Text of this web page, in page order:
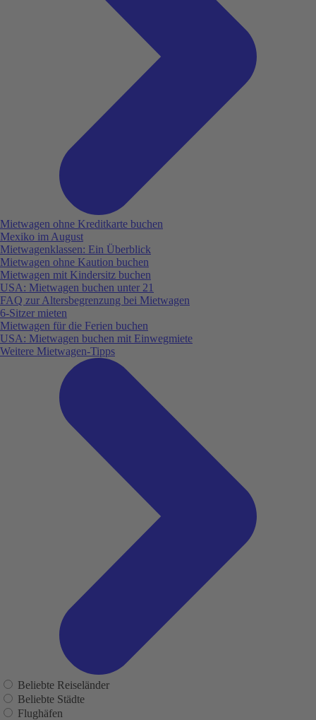
Mietwagen ohne Kreditkarte buchen
Mexiko im August
Mietwagenklassen: Ein Überblick
Mietwagen ohne Kaution buchen
Mietwagen mit Kindersitz buchen
USA: Mietwagen buchen unter 21
FAQ zur Altersbegrenzung bei Mietwagen
6-Sitzer mieten
Mietwagen für die Ferien buchen
USA: Mietwagen buchen mit Einwegmiete
Weitere Mietwagen-Tipps
Beliebte Reiseländer
Beliebte Städte
Flughäfen